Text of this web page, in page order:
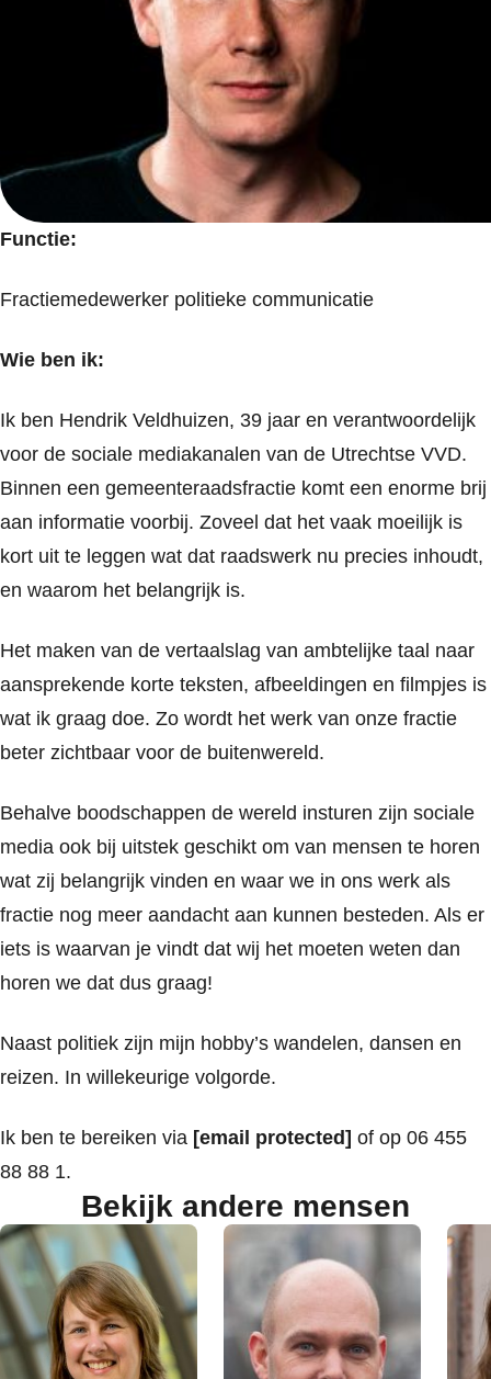
Functie:
Fractiemedewerker politieke communicatie
Wie ben ik:
Ik ben Hendrik Veldhuizen, 39 jaar en verantwoordelijk
voor de sociale mediakanalen van de Utrechtse VVD.
Binnen een gemeenteraadsfractie komt een enorme brij
aan informatie voorbij. Zoveel dat het vaak moeilijk is
kort uit te leggen wat dat raadswerk nu precies inhoudt,
en waarom het belangrijk is.
Het maken van de vertaalslag van ambtelijke taal naar
aansprekende korte teksten, afbeeldingen en filmpjes is
wat ik graag doe. Zo wordt het werk van onze fractie
beter zichtbaar voor de buitenwereld.
Behalve boodschappen de wereld insturen zijn sociale
media ook bij uitstek geschikt om van mensen te horen
wat zij belangrijk vinden en waar we in ons werk als
fractie nog meer aandacht aan kunnen besteden. Als er
iets is waarvan je vindt dat wij het moeten weten dan
horen we dat dus graag!
Naast politiek zijn mijn hobby’s wandelen, dansen en
reizen. In willekeurige volgorde.
Ik ben te bereiken via [email protected] of op 06 455
88 88 1.
Bekijk andere mensen